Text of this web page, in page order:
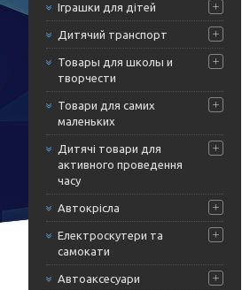
Іграшки для дітей
Дитячий транспорт
Товары для школы и
творчести
Товари для самих
маленьких
Дитячі товари для
активного проведення
часу
Автокрісла
Електроскутери та
самокати
Автоаксесуари